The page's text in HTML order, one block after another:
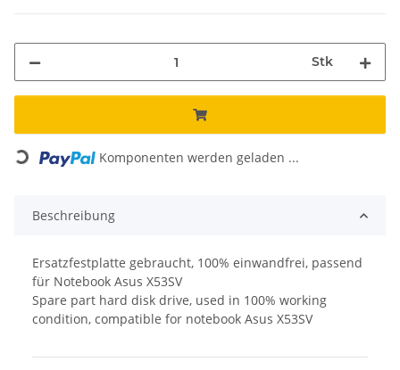
Stk
Loading... Komponenten werden geladen ...
Beschreibung
Ersatzfestplatte gebraucht, 100% einwandfrei, passend
für Notebook Asus X53SV
Spare part hard disk drive, used in 100% working
condition, compatible for notebook Asus X53SV